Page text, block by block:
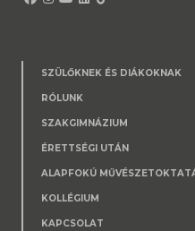
SZÜLŐKNEK ÉS DIÁKOKNAK
RÓLUNK
SZAKGIMNÁZIUM
ÉRETTSÉGI UTÁN
ALAPFOKÚ
KOLLÉGIUM
KAPCSOLAT